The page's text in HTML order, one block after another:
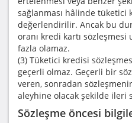
sağlanması hâlinde tüketici
değerlendirilir. Ancak bu
oranı kredi kartı
fazla olamaz.
(3) Tüketici kredisi
geçerli olmaz. Geçerli bir
veren, sonradan
aleyhine olacak şekilde ileri
Sözleşme öncesi